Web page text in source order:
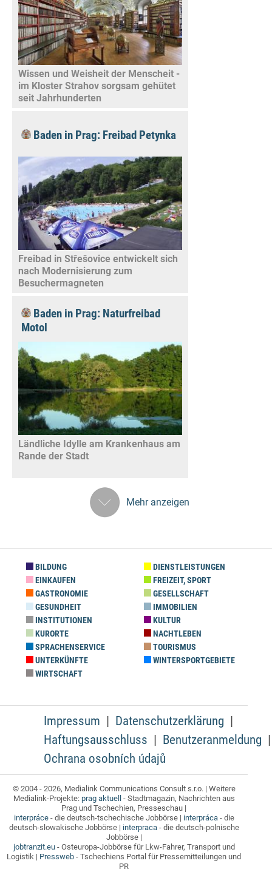
Wissen und Weisheit der Menscheit -
im Kloster Strahov sorgsam gehütet
seit Jahrhunderten
Baden in Prag: Freibad Petynka
Freibad in Střešovice entwickelt sich
nach Modernisierung zum
Besuchermagneten
Baden in Prag: Naturfreibad
Motol
Ländliche Idylle am Krankenhaus am
Rande der Stadt
Mehr anzeigen
BILDUNG
DIENSTLEISTUNGEN
EINKAUFEN
FREIZEIT, SPORT
GASTRONOMIE
GESELLSCHAFT
GESUNDHEIT
IMMOBILIEN
INSTITUTIONEN
KULTUR
KURORTE
NACHTLEBEN
SPRACHENSERVICE
TOURISMUS
UNTERKÜNFTE
WINTERSPORTGEBIETE
WIRTSCHAFT
Impressum
Datenschutzerklärung
Haftungsausschluss
Benutzeranmeldung
Ochrana osobních údajů
© 2004 - 2026, Medialink Communications Consult s.r.o. | Weitere
Medialink-Projekte: prag aktuell - Stadtmagazin, Nachrichten aus
Prag und Tschechien, Presseschau |
interpráce- die deutsch-tschechische Jobbörse | interpráca- die
deutsch-slowakische Jobbörse | interpraca- die deutsch-polnische
Jobbörse |
jobtranzit.eu- Osteuropa-Jobbörse für Lkw-Fahrer, Transport und
Logistik | Pressweb - Tschechiens Portal für Pressemitteilungen und
PR